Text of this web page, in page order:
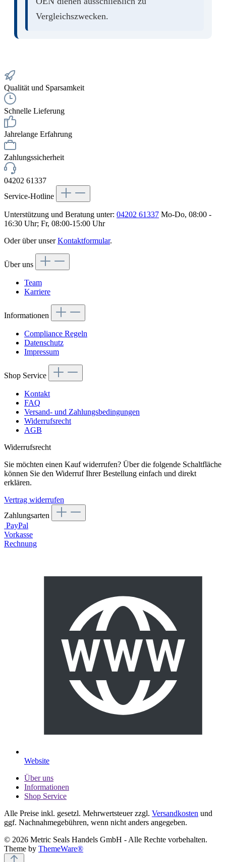
Vergleichszwecken.
Qualität und Sparsamkeit
Schnelle Lieferung
Jahrelange Erfahrung
Zahlungssicherheit
04202 61337
Service-Hotline
Unterstützung und Beratung unter: 04202 61337 Mo-Do, 08:00 -
16:30 Uhr; Fr, 08:00-15:00 Uhr
Oder über unserKontaktformular.
Über uns
Team
Karriere
Informationen
Compliance Regeln
Datenschutz
Impressum
Shop Service
Kontakt
FAQ
Versand- und Zahlungsbedingungen
Widerrufsrecht
AGB
Widerrufsrecht
Sie möchten einen Kauf widerrufen? Über die folgende Schaltfläche
können Sie den Widerruf Ihrer Bestellung einfach und direkt
erklären.
Vertrag widerrufen
Zahlungsarten
PayPal
Vorkasse
Rechnung
Website
Über uns
Informationen
Shop Service
Alle Preise inkl. gesetzl. Mehrwertsteuer zzgl. Versandkosten und
ggf. Nachnahmegebühren, wenn nicht anders angegeben.
© 2026 Metric Seals Handels GmbH - Alle Rechte vorbehalten.
Theme by ThemeWare®